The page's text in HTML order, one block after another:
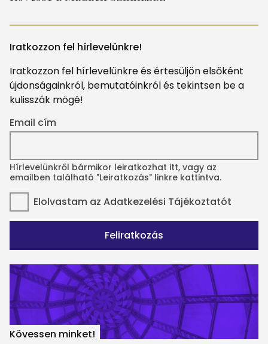
Iratkozzon fel hírlevelünkre!
Iratkozzon fel hírlevelünkre és értesüljön elsőként
újdonságainkról, bemutatóinkról és tekintsen be a
kulisszák mögé!
Email cím
Hírlevelünkről bármikor leiratkozhat itt, vagy az
emailben található "Leiratkozás" linkre kattintva.
Elolvastam az Adatkezelési Tájékoztatót
Feliratkozás
Kövessen minket!